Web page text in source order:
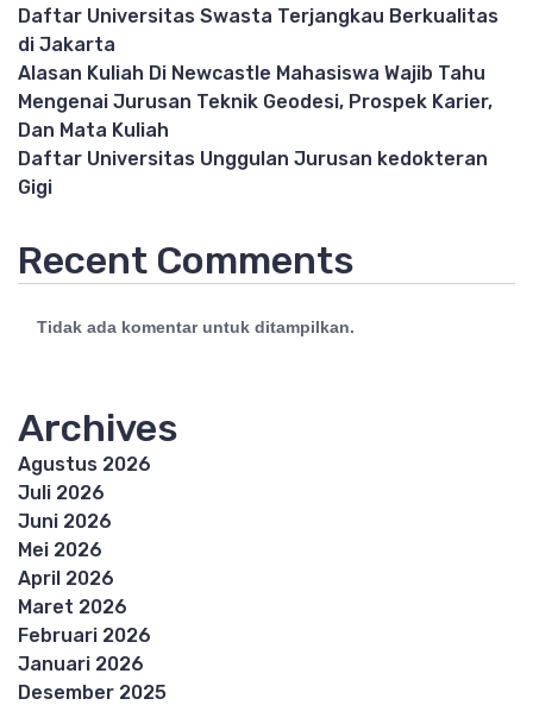
Daftar Universitas Swasta Terjangkau Berkualitas
di Jakarta
Alasan Kuliah Di Newcastle Mahasiswa Wajib Tahu
Mengenai Jurusan Teknik Geodesi, Prospek Karier,
Dan Mata Kuliah
Daftar Universitas Unggulan Jurusan kedokteran
Gigi
Recent Comments
Tidak ada komentar untuk ditampilkan.
Archives
Agustus 2026
Juli 2026
Juni 2026
Mei 2026
April 2026
Maret 2026
Februari 2026
Januari 2026
Desember 2025